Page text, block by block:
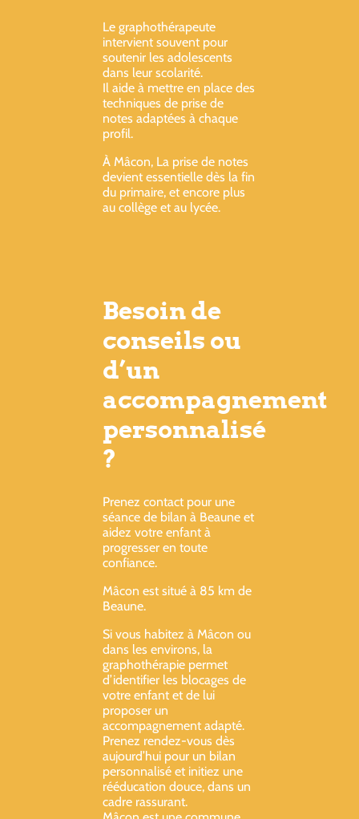
Le graphothérapeute
intervient souvent pour
soutenir les adolescents
dans leur scolarité.
Il aide à mettre en place des
techniques de prise de
notes adaptées à chaque
profil.
À Mâcon, La prise de notes
devient essentielle dès la fin
du primaire, et encore plus
au collège et au lycée.
Besoin de
conseils ou
d’un
accompagnement
personnalisé
?
Prenez contact pour une
séance de bilan à Beaune et
aidez votre enfant à
progresser en toute
confiance.
Mâcon est situé à 85 km de
Beaune.
Si vous habitez à Mâcon ou
dans les environs, la
graphothérapie permet
d’identifier les blocages de
votre enfant et de lui
proposer un
accompagnement adapté.
Prenez rendez-vous dès
aujourd’hui pour un bilan
personnalisé et initiez une
rééducation douce, dans un
cadre rassurant.